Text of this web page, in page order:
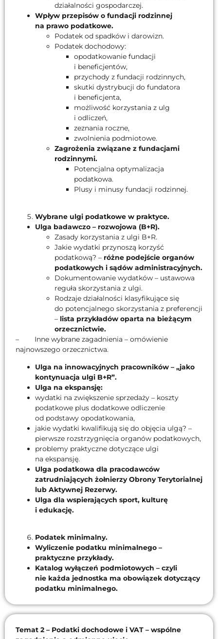
działalności gospodarczej.
Wpływ przepisów o fundacji rodzinnej
na prawo podatkowe.
Podatek od spadków i darowizn.
Podatek dochodowy:
opodatkowanie fundacji
i beneficjentów,
przychody z fundacji rodzinnych,
skutki dystrybucji do fundatora
i beneficjenta,
możliwość korzystania z ulg
i odliczeń,
zeznania roczne,
zwolnienia podmiotowe.
Zagrożenia związane z fundacjami
rodzinnymi.
Potencjalna optymalizacja
podatkowa.
Plusy i minusy fundacji rodzinnej.
Wybrane ulgi podatkowe w praktyce.
Ulga badawczo – rozwojowa (B+R).
Zasady korzystania z ulgi B+R.
Jakie wydatki przynoszą korzyść
podatkową? – różne podejście organów
podatkowych i sądów administracyjnych.
Dokumentowanie wydatków – ustawowa
reguła skorzystania z ulgi.
Rodzaje działalności klasyfikujące się
do potencjalnego skorzystania z preferencji
– lista przykładów oparta na bieżącym
orzecznictwie.
– Inne wybrane zagadnienia – omówienie
najnowszego orzecznictwa.
Ulga na innowacyjnych pracowników – „jako
kontynuacja ulgi B+R”.
Ulga na ekspansję:
wydatki na zwiększenie sprzedaży – koszty
podatkowe plus dodatkowe odliczenie
od podstawy opodatkowania,
jakie wydatki kwalifikują się do objęcia ulgą? –
pierwsze rozstrzygnięcia organów podatkowych,
problemy praktyczne dotyczące ulgi
na ekspansję.
Ulga podatkowa dla pracodawców
zatrudniających żołnierzy Obrony Terytorialnej
lub Aktywnej Rezerwy.
Ulga dla wspierających sport, kulturę
i edukację.
Podatek minimalny.
Wyliczenie podatku minimalnego –
praktyczne przykłady.
Katalog wyłączeń podmiotowych – czyli
nie każda jednostka ma obowiązek dotyczący
podatku minimalnego.
Temat 2 – Podatki dochodowe i VAT – wspólne